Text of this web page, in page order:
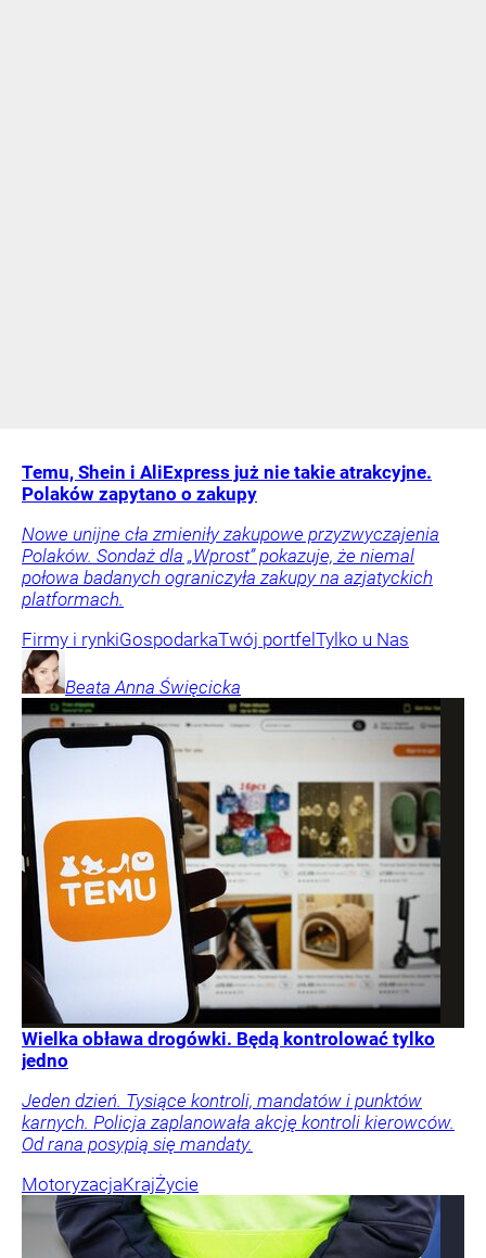
Temu, Shein i AliExpress już nie takie atrakcyjne.
Polaków zapytano o zakupy
Nowe unijne cła zmieniły zakupowe przyzwyczajenia
Polaków. Sondaż dla „Wprost” pokazuje, że niemal
połowa badanych ograniczyła zakupy na azjatyckich
platformach.
Firmy i rynkiGospodarkaTwój portfel Tylko u Nas
Beata Anna Święcicka
Wielka obława drogówki. Będą kontrolować tylko
jedno
Jeden dzień. Tysiące kontroli, mandatów i punktów
karnych. Policja zaplanowała akcję kontroli kierowców.
Od rana posypią się mandaty.
MotoryzacjaKrajŻycie